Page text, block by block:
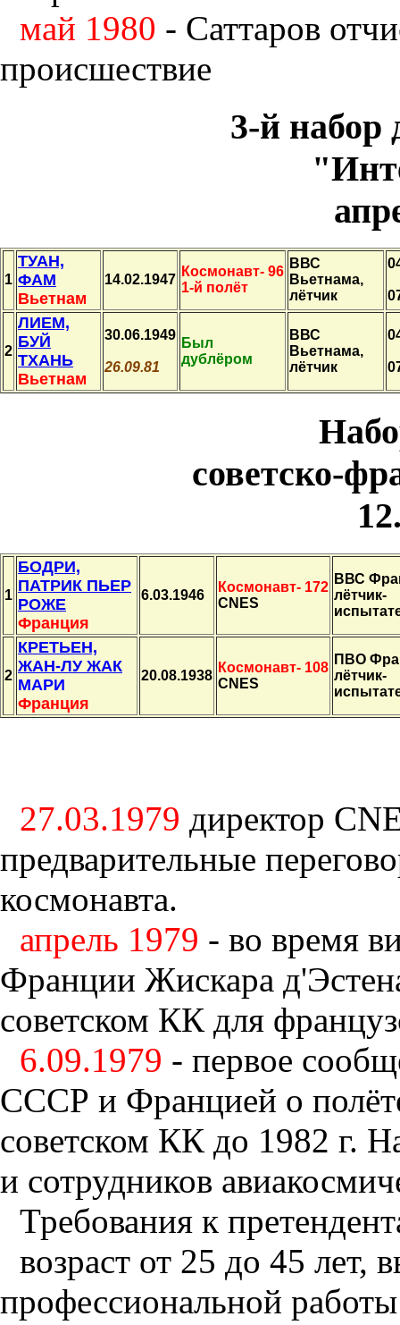
май 1980 - Саттаров
происшествие
3-й набор
1
ТУАН,
ФАМ
Вьетнам
14.02.1947
Космонавт- 96
1-й полёт
ВВС
Вьетнама,
лётчик
2
ЛИЕМ,
БУЙ
ТХАНЬ
Вьетнам
30.06.1949
26.09.81
Был
дублёром
ВВС
Вьетнама,
лётчик
советско-
1
БОДРИ,
ПАТРИК ПЬЕР
РОЖЕ
Франция
6.03.1946
Космонавт- 172
CNES
ВВС
лётчик-
2
КРЕТЬЕН,
ЖАН-ЛУ ЖАК
МАРИ
Франция
20.08.1938
Космонавт- 108
CNES
ПВО
лётчик-
27.03.1979 директор
предварительные
космонавта.
апрель 1979 - во время
Франции Жискара
советском КК для
6.09.1979 - первое
СССР и Францией о
советском КК до 1982 г.
и сотрудников
Требования к
возраст от 25 до 45 лет,
профессиональной